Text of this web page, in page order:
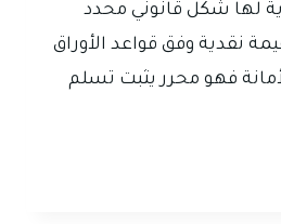
لها شكل قانوني محدد
نقدية وفق قواعد الأوراق
فهو محرر يثبت تسلم